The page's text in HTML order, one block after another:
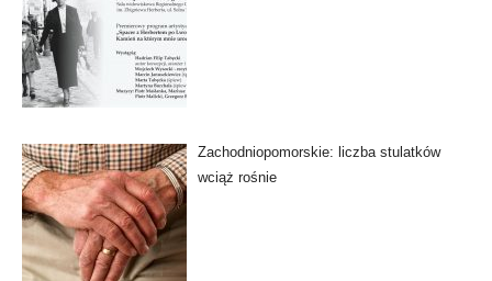
Zachodniopomorskie: liczba stulatków
wciąż rośnie